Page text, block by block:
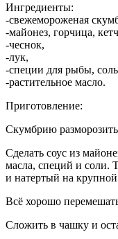
Ингредиенты:
-свежемороженая
-майонез, горчица,
-чеснок,
-лук,
-специи для рыбы,
-растительное масло.
Приготовление:
Скумбрию
Сделать соус из
масла, специй и соли.
и натертый на крупной
Всё хорошо
Сложить в чашку и